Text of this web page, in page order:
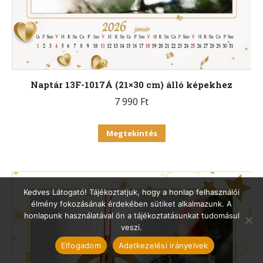
Naptár 13F-1017Á (21×30 cm) álló képekhez
7 990 Ft
Megtekintés
több
variációja
van.
változatok
Kedves Látogató! Tájékoztatjuk, hogy a honlap felhasználói
élmény fokozásának érdekében sütiket alkalmazunk. A
honlapunk használatával ön a tájékoztatásunkat tudomásul
veszi.
Elfogadom
Adatkezelési irányelvek